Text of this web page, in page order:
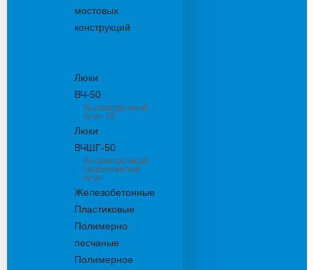
мостовых
конструкций
Люки
ВЧ-50
Высокопрочный
чугун 50
Люки
ВЧШГ-50
Высокопрочный
сверхтяжелый
чугун
Железобетонные
Пластиковые
Полимерно
песчаные
Полимерное